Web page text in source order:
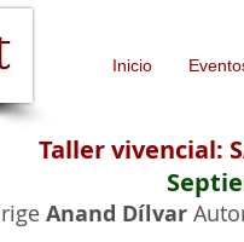
Inicio
Tallervivencial:
Anand Dílvar